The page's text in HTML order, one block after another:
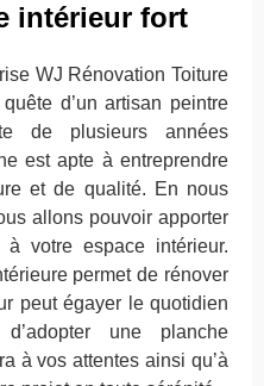
intérieur fort
WJ Rénovation Toiture
d’un artisan peintre
de plusieurs années
est apte à entreprendre
et de qualité. En nous
allons pouvoir apporter
votre espace intérieur.
permet de rénover
peut égayer le quotidien
une planche
à vos attentes ainsi qu’à